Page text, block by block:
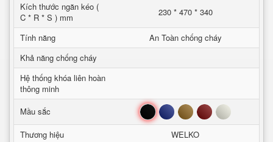
Kích thước ngăn kéo (
C * R * S ) mm
230 * 470 * 340
Tính năng
An Toàn chống cháy
Khả năng chống cháy
Hệ thống khóa liên hoàn
thông minh
Mầu sắc
Đen Xanh Nâu Đỏ Trắng
Thương hiệu
WELKO